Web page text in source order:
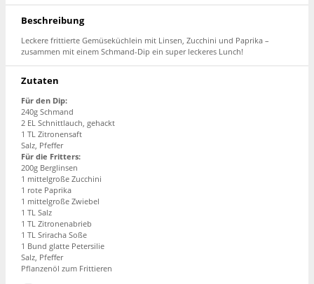
Beschreibung
Leckere frittierte Gemüseküchlein mit Linsen, Zucchini und Paprika –
zusammen mit einem Schmand-Dip ein super leckeres Lunch!
Zutaten
Für den Dip:
240g Schmand
2 EL Schnittlauch, gehackt
1 TL Zitronensaft
Salz, Pfeffer
Für die Fritters:
200g Berglinsen
1 mittelgroße Zucchini
1 rote Paprika
1 mittelgroße Zwiebel
1 TL Salz
1 TL Zitronenabrieb
1 TL Sriracha Soße
1 Bund glatte Petersilie
Salz, Pfeffer
Pflanzenöl zum Frittieren